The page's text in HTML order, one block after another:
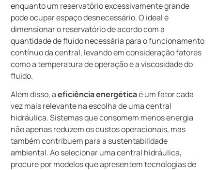
enquanto um reservatório excessivamente grande
pode ocupar espaço desnecessário. O ideal é
dimensionar o reservatório de acordo com a
quantidade de fluido necessária para o funcionamento
contínuo da central, levando em consideração fatores
como a temperatura de operação e a viscosidade do
fluido.
Além disso, aeficiência energéticaé um fator cada
vez mais relevante na escolha de uma central
hidráulica. Sistemas que consomem menos energia
não apenas reduzem os custos operacionais, mas
também contribuem para a sustentabilidade
ambiental. Ao selecionar uma central hidráulica,
procure por modelos que apresentem tecnologias de